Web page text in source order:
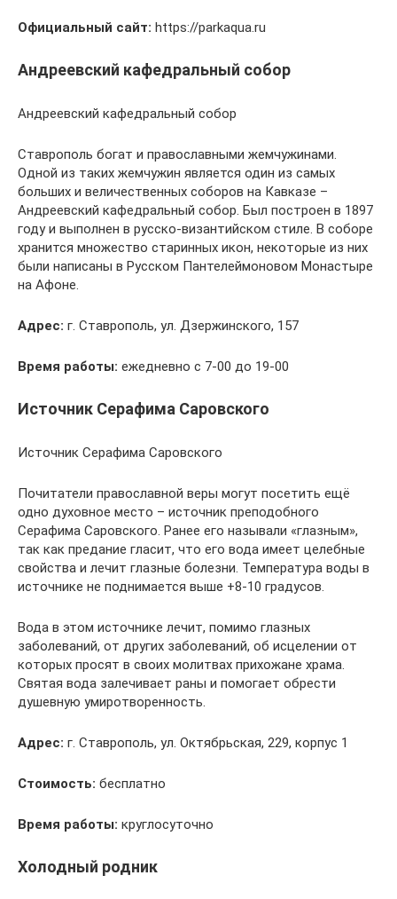
Официальный сайт: https://parkaqua.ru
Андреевский кафедральный собор
Андреевский кафедральный собор
Ставрополь богат и православными жемчужинами.
Одной из таких жемчужин является один из самых
больших и величественных соборов на Кавказе –
Андреевский кафедральный собор. Был построен в 1897
году и выполнен в русско-византийском стиле. В соборе
хранится множество старинных икон, некоторые из них
были написаны в Русском Пантелеймоновом Монастыре
на Афоне.
Адрес: г. Ставрополь, ул. Дзержинского, 157
Время работы: ежедневно с 7-00 до 19-00
Источник Серафима Саровского
Источник Серафима Саровского
Почитатели православной веры могут посетить ещё
одно духовное место – источник преподобного
Серафима Саровского. Ранее его называли «глазным»,
так как предание гласит, что его вода имеет целебные
свойства и лечит глазные болезни. Температура воды в
источнике не поднимается выше +8-10 градусов.
Вода в этом источнике лечит, помимо глазных
заболеваний, от других заболеваний, об исцелении от
которых просят в своих молитвах прихожане храма.
Святая вода залечивает раны и помогает обрести
душевную умиротворенность.
Адрес: г. Ставрополь, ул. Октябрьская, 229, корпус 1
Стоимость: бесплатно
Время работы: круглосуточно
Холодный родник